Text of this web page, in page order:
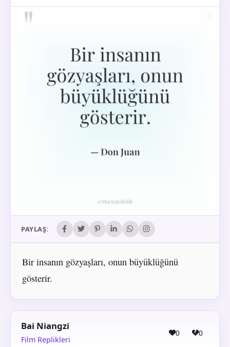
PAYLAŞ:
Bir insanın gözyaşları, onun büyüklüğünü
gösterir.
Bai Niangzi
Film Replikleri
0 0